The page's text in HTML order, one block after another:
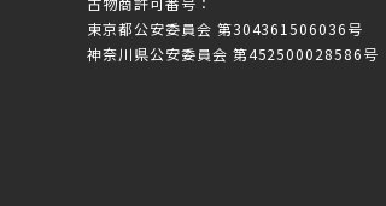
東京都公安委員会 第304361506036号
神奈川県公安委員会 第452500028586号